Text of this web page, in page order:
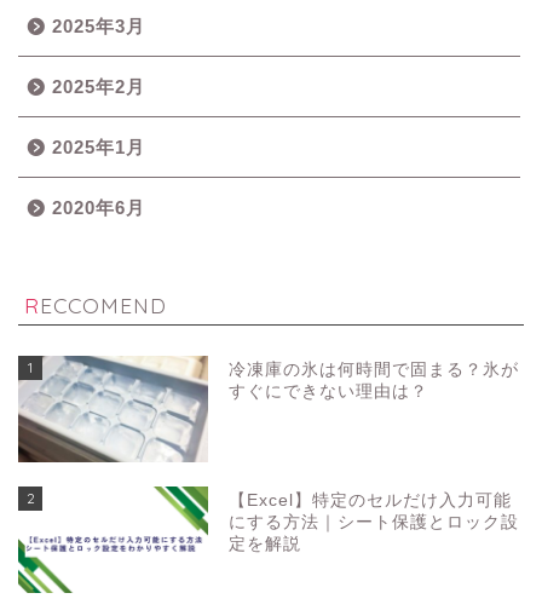
2025年3月
2025年2月
2025年1月
2020年6月
RECCOMEND
1
冷凍庫の氷は何時間で固まる？氷が
すぐにできない理由は？
2
【Excel】特定のセルだけ入力可能
にする方法｜シート保護とロック設
定を解説